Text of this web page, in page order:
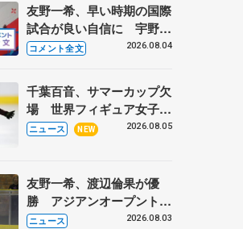
友野一希、早い時期の国際
試合が良い自信に 宇野昌
磨の現役復帰に思っている
トロフィーフリー後】
コメント全文 2026.08.04
千葉百音、サマーカップ欠
場 世界フィギュア女子2
位
ニュース NEW 2026.08.05
友野一希、渡辺倫果が優
勝 アジアンオープントロ
フィー
ニュース 2026.08.03